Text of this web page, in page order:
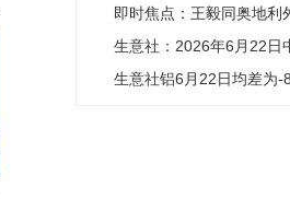
即时焦点：王毅同奥地利
谈
生意社：2026年6月22日
货价格小幅上涨
生意社铝6月22日均差为-